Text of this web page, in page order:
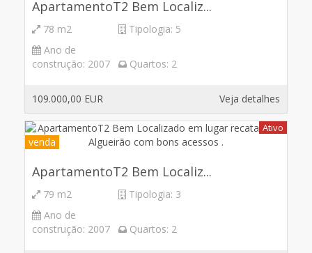
ApartamentoT2 Bem Localiz...
78 m2 Tipologia: 5
Ano de
construção: 2007 Quartos: 2
109.000,00 EUR Veja detalhes
Ativo
venda
ApartamentoT2 Bem Localiz...
79 m2 Tipologia: 3
Ano de
construção: 2007 Quartos: 2